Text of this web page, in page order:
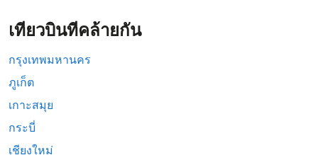
เที่ยวบินที่คล้ายกัน
กรุงเทพมหานคร
ภูเก็ต
เกาะสมุย
กระบี่
เชียงใหม่